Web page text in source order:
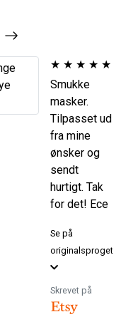
★ ★ ★ ★ ★
Smukke
masker.
Tilpasset ud
fra mine
ønsker og
sendt
hurtigt. Tak
for det! Ece
Se på
originalsproget
Skrevet på